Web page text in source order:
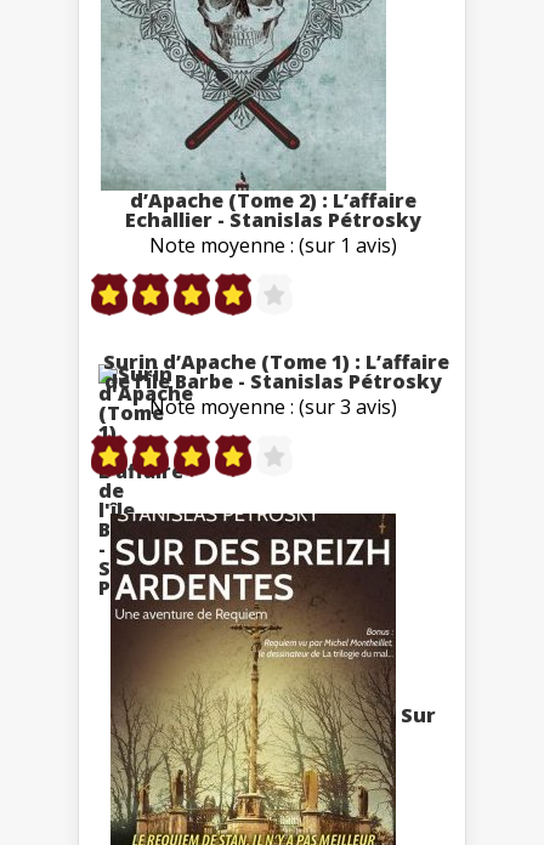
d’Apache (Tome 2) : L’affaire
Echallier - Stanislas Pétrosky
Note moyenne : (sur 1 avis)
Surin d’Apache (Tome 1) : L’affaire
de l’île Barbe - Stanislas Pétrosky
Note moyenne : (sur 3 avis)
Sur